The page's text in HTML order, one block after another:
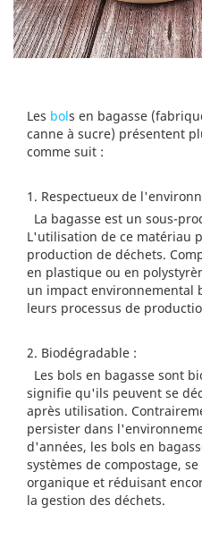
Les bols en bagasse
canne à sucre) présentent
comme suit :
1. Respectueux de
La bagasse est un sous-
L'utilisation de ce matériau
production de déchets.
en plastique ou en
un impact environnemental
leurs processus de
2. Biodégradable :
Les bols en bagasse sont
signifie qu'ils peuvent se
après utilisation.
persister dans
d'années, les bols en
systèmes de compostage,
organique et réduisant
la gestion des déchets.